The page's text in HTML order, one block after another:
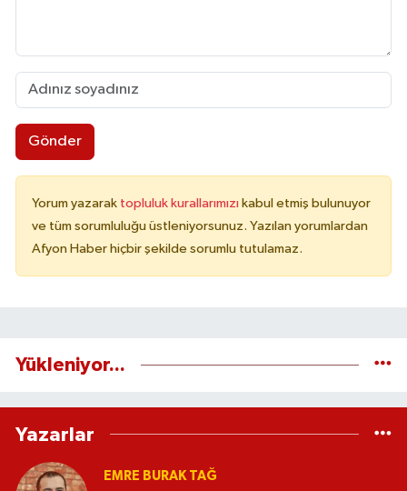
Gönder
Yorum yazarak topluluk kurallarımızı kabul etmiş bulunuyor
ve tüm sorumluluğu üstleniyorsunuz. Yazılan yorumlardan
Afyon Haber hiçbir şekilde sorumlu tutulamaz.
Yükleniyor...
Yazarlar
EMRE BURAK TAĞ